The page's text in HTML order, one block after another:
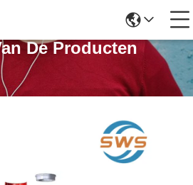
De Producten